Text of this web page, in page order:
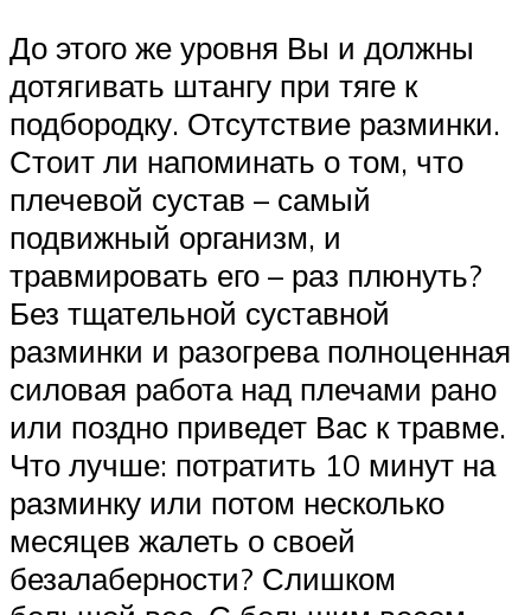
До этого же уровня Вы и должны
дотягивать штангу при тяге к
подбородку. Отсутствие разминки.
Стоит ли напоминать о том, что
плечевой сустав – самый
подвижный организм, и
травмировать его – раз плюнуть?
Без тщательной суставной
разминки и разогрева полноценная
силовая работа над плечами рано
или поздно приведет Вас к травме.
Что лучше: потратить 10 минут на
разминку или потом несколько
месяцев жалеть о своей
безалаберности? Слишком